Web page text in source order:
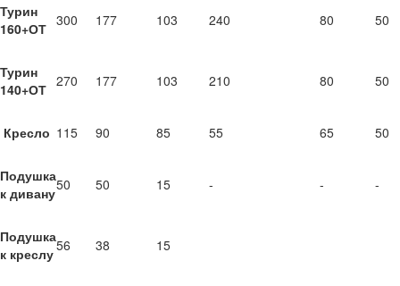
Турин
160+ОТ 300 177 103 240 80 50
Турин
140+ОТ 270 177 103 210 80 50
Кресло 115 90 85 55 65 50
Подушка
к дивану50 50 15 - - -
Подушка
к креслу56 38 15